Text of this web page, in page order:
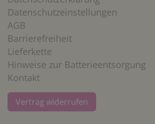
Datenschutzeinstellungen
AGB
Barrierefreiheit
Lieferkette
Hinweise zur Batterieentsorgung
Kontakt
Vertrag widerrufen